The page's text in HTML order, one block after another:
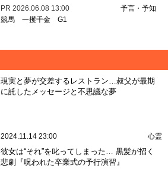
PR 2026.06.08 13:00
予言・予知
競馬 一攫千金 G1
現実と夢が交差するレストラン…叔父が最期
に託したメッセージと不思議な夢
2024.11.14 23:00 心霊
彼女は“それ”を叱ってしまった… 黒髪が招く
悲劇『呪われた卒業式の予行演習』